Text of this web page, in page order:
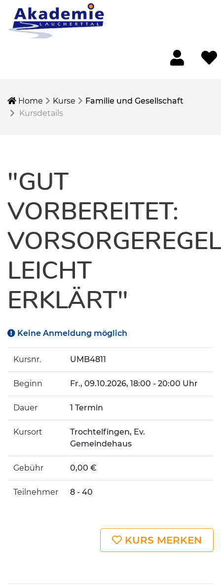
Home Kurse
Familie und Gesellschaft
Kursdetails
"GUT
VORBEREITET:
LEICHT
ERKLÄRT"
Keine Anmeldung möglich
Kursnr. UMB4811
Beginn Fr., 09.10.2026, 18:00 - 20:00 Uhr
Dauer 1 Termin
Kursort
Trochtelfingen, Ev.
Gemeindehaus
Gebühr 0,00 €
Teilnehmer 8 - 40
KURS MERKEN